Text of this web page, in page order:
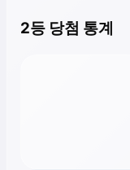
2등 당첨 통계